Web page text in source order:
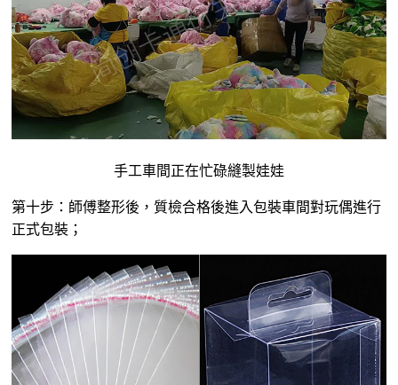
手工車間正在忙碌縫製娃娃
第十步：師傅整形後，質檢合格後進入包裝車間對玩偶進行
正式包裝；